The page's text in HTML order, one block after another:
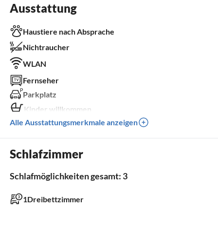
Ausstattung
Haustiere nach Absprache
Nichtraucher
WLAN
Fernseher
Parkplatz
Kinder willkommen
Außenbereich
Parkplatz
Badezimmer
Badezimmer 1
Alle Ausstattungsmerkmale anzeigen
Schlafzimmer
Schlafmöglichkeiten gesamt: 3
1Dreibettzimmer